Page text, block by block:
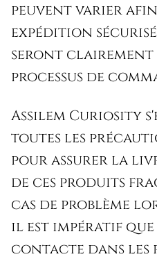
peuvent varier
expédition
seront clairement
processus de
Assilem Curiosity
toutes les
pour assurer la
de ces produits
cas de problème
il est impératif
contacte dans les